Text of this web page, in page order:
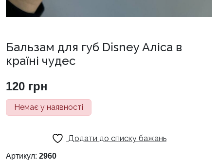
Бальзам для губ Disney Аліса в
країні чудес
120 грн
Немає у наявності
Додати до списку бажань
Артикул: 2960